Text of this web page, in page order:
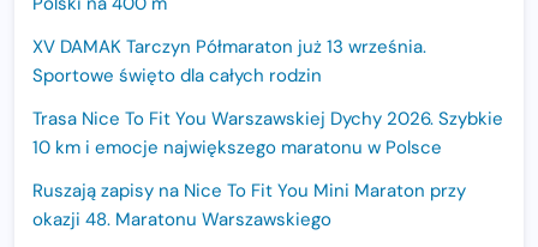
XV DAMAK Tarczyn Półmaraton już 13 września.
Sportowe święto dla całych rodzin
Trasa Nice To Fit You Warszawskiej Dychy 2026. Szybkie
10 km i emocje największego maratonu w Polsce
Ruszają zapisy na Nice To Fit You Mini Maraton przy
okazji 48. Maratonu Warszawskiego